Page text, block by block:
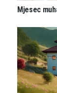
Mjesec